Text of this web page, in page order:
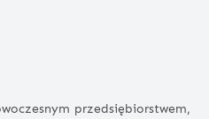
przedsiębiorstwem,